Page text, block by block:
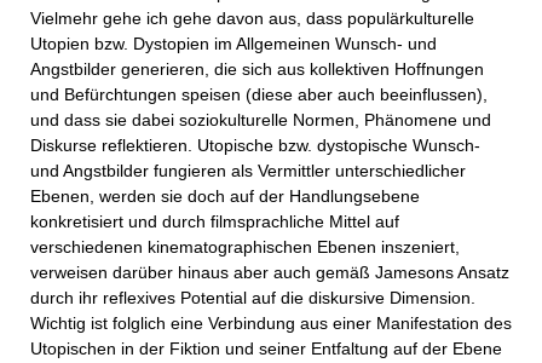
Vielmehr gehe ich gehe davon aus, dass populärkulturelle
Utopien bzw. Dystopien im Allgemeinen Wunsch- und
Angstbilder generieren, die sich aus kollektiven Hoffnungen
und Befürchtungen speisen (diese aber auch beeinflussen),
und dass sie dabei soziokulturelle Normen, Phänomene und
Diskurse reflektieren. Utopische bzw. dystopische Wunsch-
und Angstbilder fungieren als Vermittler unterschiedlicher
Ebenen, werden sie doch auf der Handlungsebene
konkretisiert und durch filmsprachliche Mittel auf
verschiedenen kinematographischen Ebenen inszeniert,
verweisen darüber hinaus aber auch gemäß Jamesons Ansatz
durch ihr reflexives Potential auf die diskursive Dimension.
Wichtig ist folglich eine Verbindung aus einer Manifestation des
Utopischen in der Fiktion und seiner Entfaltung auf der Ebene